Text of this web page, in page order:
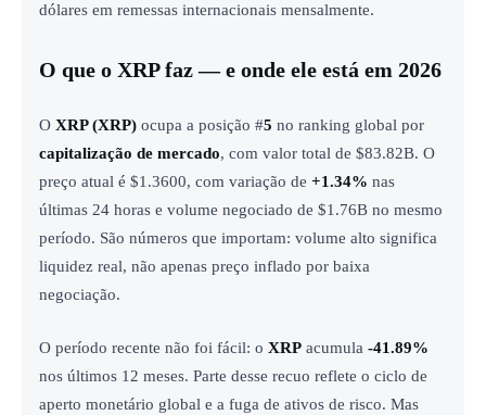
dólares em remessas internacionais mensalmente.
O que o XRP faz — e onde ele está em 2026
O XRP (XRP) ocupa a posição #5 no ranking global por
capitalização de mercado, com valor total de $83.82B. O
preço atual é $1.3600, com variação de +1.34% nas
últimas 24 horas e volume negociado de $1.76B no mesmo
período. São números que importam: volume alto significa
liquidez real, não apenas preço inflado por baixa
negociação.
O período recente não foi fácil: o XRP acumula -41.89%
nos últimos 12 meses. Parte desse recuo reflete o ciclo de
aperto monetário global e a fuga de ativos de risco. Mas